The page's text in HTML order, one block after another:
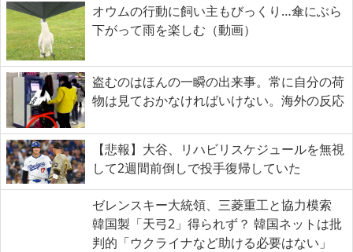
オウムの行動に飼い主もびっくり…傘にぶら
下がって雨を楽しむ（動画）
盗むのはほんの一瞬の出来事。常に自分の荷
物は見ておかなければいけない。海外の反応
【悲報】大谷、リハビリスケジュールを無視
して2週間前倒しで投手復帰していた
ゼレンスキー大統領、三菱重工と協力模索
韓国製「天弓2」得られず？ 韓国ネットは批
判的「ウクライナなど助ける必要はない」